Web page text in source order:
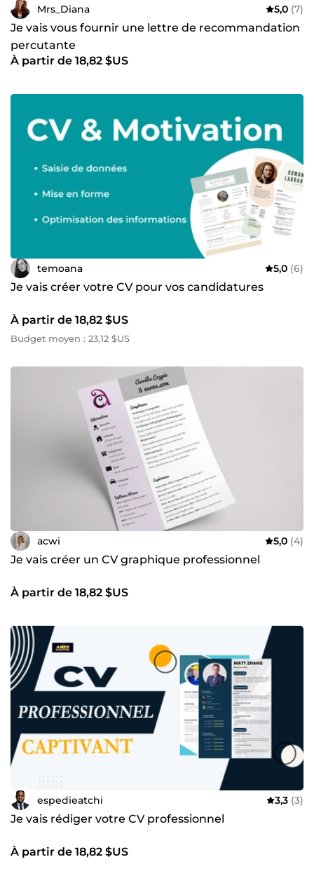
Mrs_Diana 5,0 (7)
Je vais vous fournir une lettre de recommandation
percutante
À partir de 18,82 $US
temoana 5,0 (6)
Je vais créer votre CV pour vos candidatures
À partir de 18,82 $US
Budget moyen : 23,12 $US
acwi 5,0 (4)
Je vais créer un CV graphique professionnel
À partir de 18,82 $US
espedieatchi 3,3 (3)
Je vais rédiger votre CV professionnel
À partir de 18,82 $US